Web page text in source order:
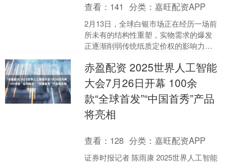
查看： 141 分类：嘉旺配资APP
2月13日，全球白银市场正在经历一场前
所未有的结构性重塑，实物需求的爆发
正逐渐削弱传统纸质定价权的影响力。
中心近期....
赤盈配资 2025世界人工智能
大会7月26日开幕 100余
款“全球首发”“中国首秀”产品
将亮相
查看： 128 分类：嘉旺配资APP
证券时报记者 陈雨康 2025世界人工智能